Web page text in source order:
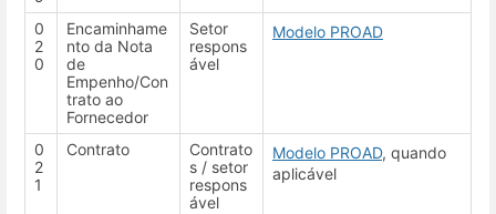
0
2
0
Encaminhame
nto da Nota
de
Empenho/Con
trato ao
Fornecedor
Setor
respons
ável
Modelo PROAD
0
2
1
Contrato
Contrato
s / setor
respons
ável
Modelo PROAD, quando
aplicável